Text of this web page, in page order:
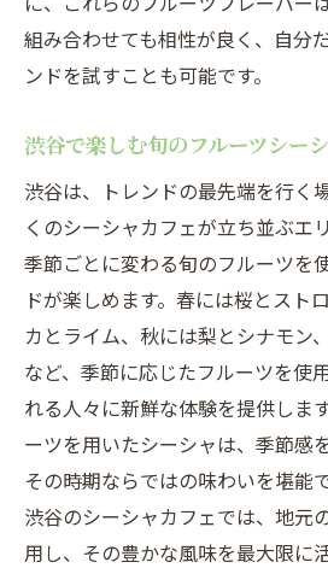
組み合わせても相性が良く、自分
ンドを試すことも可能です。
渋谷で楽しむ旬のフルーツシー
渋谷は、トレンドの最先端を行く
くのシーシャカフェが立ち並ぶエ
季節ごとに変わる旬のフルーツを
ドが楽しめます。春には桜とスト
カとライム、秋には梨とシナモン
など、季節に応じたフルーツを使
れる人々に新鮮な体験を提供しま
ーツを用いたシーシャは、季節感
その時期ならではの味わいを堪能
渋谷のシーシャカフェでは、地元
用し、その豊かな風味を最大限に